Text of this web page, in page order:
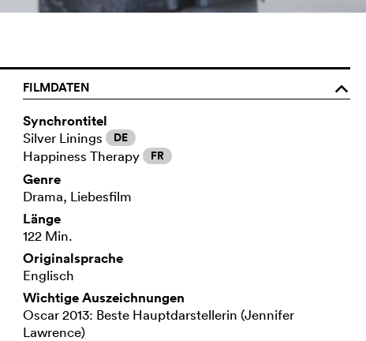
FILMDATEN
o
Synchrontitel
Silver Linings DE
Happiness Therapy FR
Genre
Drama, Liebesfilm
Länge
122 Min.
Originalsprache
Englisch
Wichtige Auszeichnungen
Oscar 2013: Beste Hauptdarstellerin (Jennifer
Lawrence)